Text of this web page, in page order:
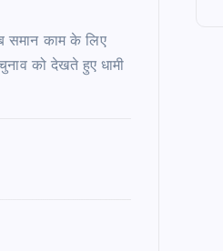
समान काम के लिए
को देखते हुए धामी